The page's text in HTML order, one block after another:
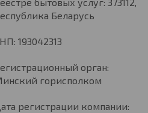
Беларусь
193042313
орган:
горисполком
регистрации компании: